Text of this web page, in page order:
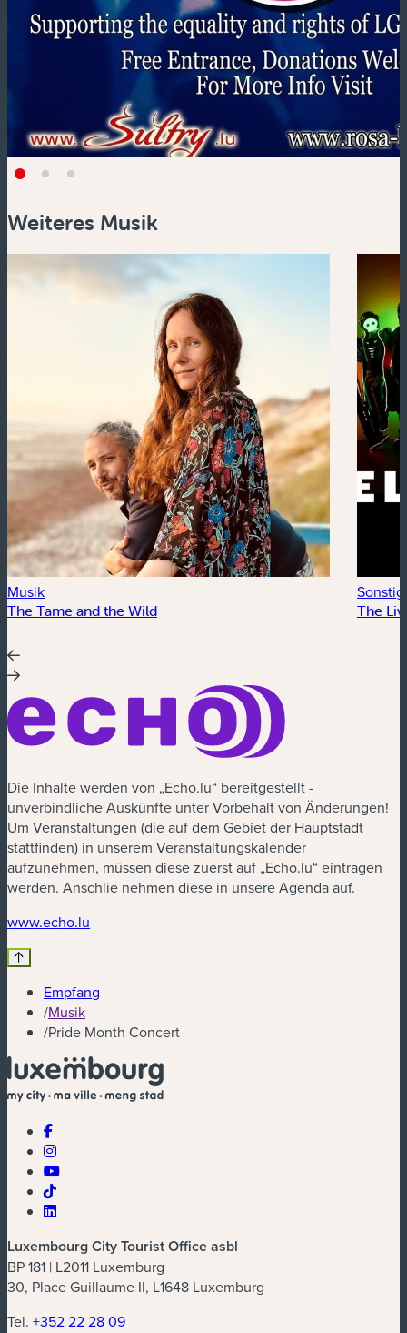
Weiteres Musik
Musik
The Tame and the Wild The
Die Inhalte werden von „Echo.lu“ bereitgestellt -
unverbindliche Auskünfte unter Vorbehalt von Änderungen!
Um Veranstaltungen (die auf dem Gebiet der Hauptstadt
stattfinden) in unserem Veranstaltungskalender
aufzunehmen, müssen diese zuerst auf „Echo.lu“ eintragen
werden. Anschlie nehmen diese in unsere Agenda auf.
www.echo.lu
Empfang
/Musik
/Pride Month Concert
Luxembourg City Tourist Office asbl
BP 181 | L2011 Luxemburg
30, Place Guillaume II, L1648 Luxemburg
Tel. +352 22 28 09